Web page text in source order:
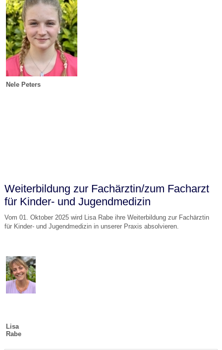
Nele Peters
Weiterbildung zur Fachärztin/zum Facharzt
für Kinder- und Jugendmedizin
Vom 01. Oktober 2025 wird Lisa Rabe ihre Weiterbildung zur Fachärztin
für Kinder- und Jugendmedizin in unserer Praxis absolvieren.
Lisa
Rabe